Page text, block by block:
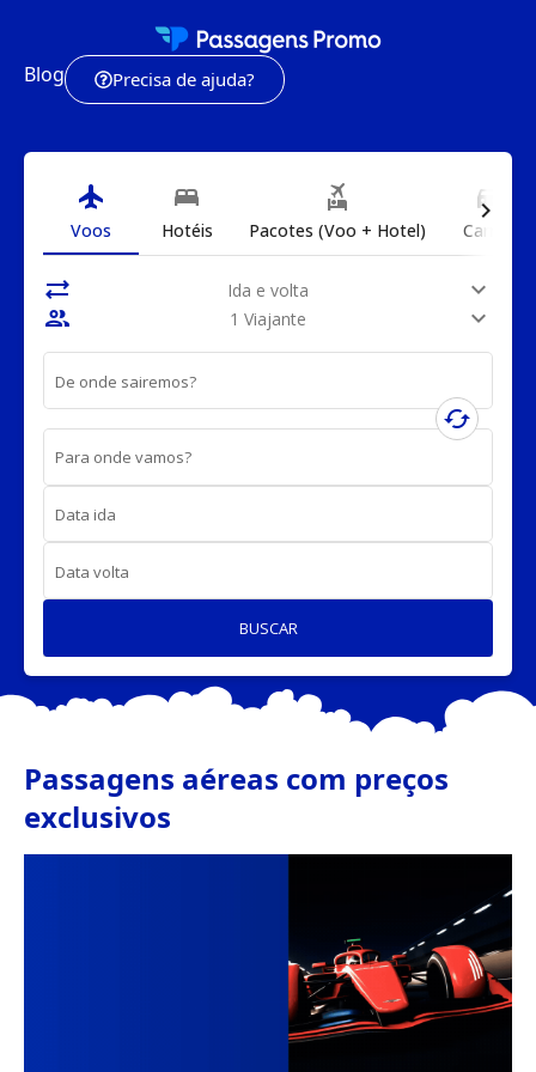
Blog Precisa de ajuda?
flight
Voos
bed
Hotéis
flights_and_hotels
Pacotes (Voo + Hotel)
directions_car
Carros
sync_alt Ida e volta
expand_more
people
1 Viajante expand_more
De onde sairemos?
cached
Para onde vamos?
Data ida
Data volta
BUSCAR
chevron_right
Passagens aéreas com preços
exclusivos